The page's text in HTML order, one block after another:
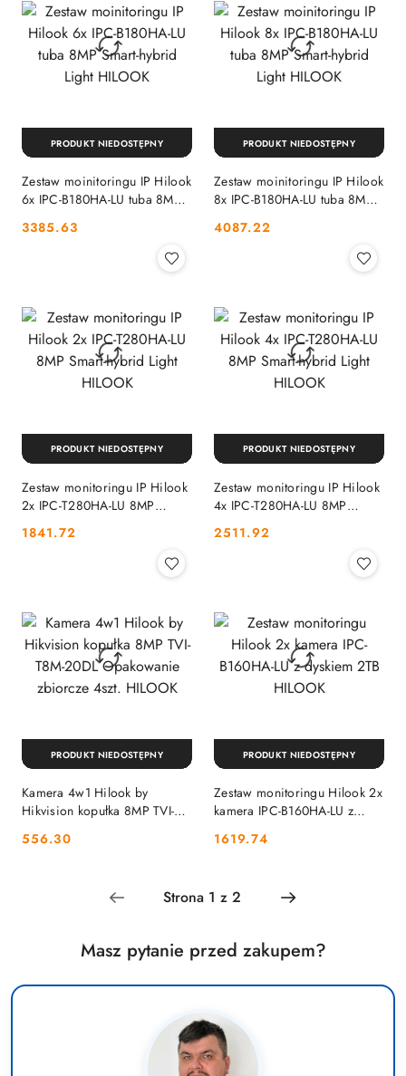
Zestaw moinitoringu IP Hilook
6x IPC-B180HA-LU tuba 8MP
Cena:
3385.63
PRODUKT NIEDOSTĘPNY
Zestaw moinitoringu IP Hilook
8x IPC-B180HA-LU tuba 8MP
Cena:
4087.22
PRODUKT NIEDOSTĘPNY
Zestaw monitoringu IP Hilook
2x IPC-T280HA-LU 8MP
Cena:
1841.72
PRODUKT NIEDOSTĘPNY
Zestaw monitoringu IP Hilook
4x IPC-T280HA-LU 8MP
Cena:
2511.92
PRODUKT NIEDOSTĘPNY
Kamera 4w1 Hilook by
Hikvision kopułka 8MP TVI-
zbiorcze 4szt. HILOOK
Cena:
556.30
PRODUKT NIEDOSTĘPNY
Zestaw monitoringu Hilook 2x
kamera IPC-B160HA-LU z
Cena:
1619.74
PRODUKT NIEDOSTĘPNY
Masz pytanie przed zakupem?